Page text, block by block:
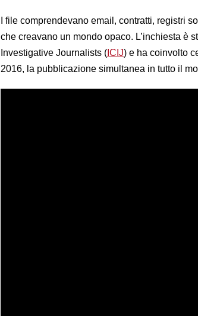
I file comprendevano email, contratti, registri
che creavano un mondo opaco. L’inchiesta è
Investigative Journalists ( ICIJ) e ha coinvolto
2016, la pubblicazione simultanea in tutto il